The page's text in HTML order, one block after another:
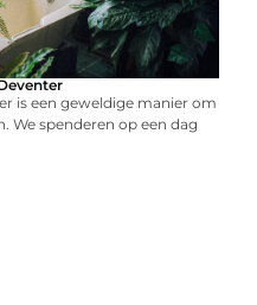
is een geweldige manier om
We spenderen op een dag